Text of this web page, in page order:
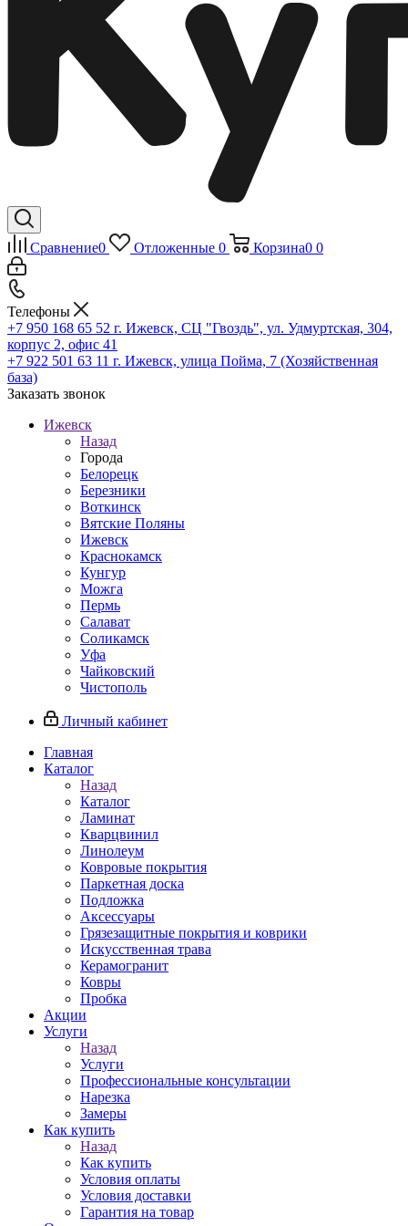
Сравнение0 Отложенные 0 Корзина0 0
Телефоны
+7 950 168 65 52 г. Ижевск, СЦ "Гвоздь", ул. Удмуртская, 304,
корпус 2, офис 41
+7 922 501 63 11 г. Ижевск, улица Пойма, 7 (Хозяйственная
база)
Заказать звонок
Ижевск
Назад
Города
Белорецк
Березники
Воткинск
Вятские Поляны
Ижевск
Краснокамск
Кунгур
Можга
Пермь
Салават
Соликамск
Уфа
Чайковский
Чистополь
Личный кабинет
Главная
Каталог
Назад
Каталог
Ламинат
Кварцвинил
Линолеум
Ковровые покрытия
Паркетная доска
Подложка
Аксессуары
Грязезащитные покрытия и коврики
Искусственная трава
Керамогранит
Ковры
Пробка
Акции
Услуги
Назад
Услуги
Профессиональные консультации
Нарезка
Замеры
Как купить
Назад
Как купить
Условия оплаты
Условия доставки
Гарантия на товар